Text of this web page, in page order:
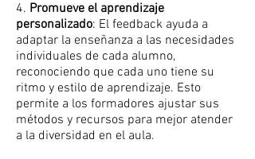
4. Promueve el aprendizaje
personalizado: El feedback ayuda a
adaptar la enseñanza a las necesidades
individuales de cada alumno,
reconociendo que cada uno tiene su
ritmo y estilo de aprendizaje. Esto
permite a los formadores ajustar sus
métodos y recursos para mejor atender
a la diversidad en el aula.